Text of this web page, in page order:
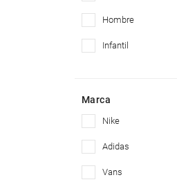
hombre
infantil
Marca
nike
adidas
vans